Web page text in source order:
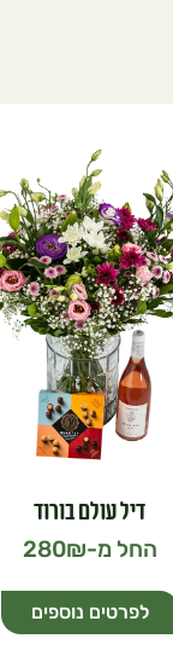
דיל עולם בורוד
280
לפרטים נוספים